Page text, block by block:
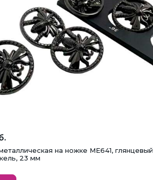
на ножке ME641, глянцевый
23 мм